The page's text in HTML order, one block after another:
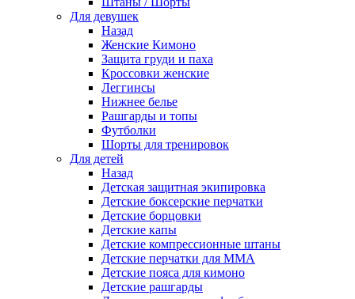
Для девушек
Назад
Женские Кимоно
Защита груди и паха
Кроссовки женские
Леггинсы
Нижнее белье
Рашгарды и топы
Футболки
Шорты для тренировок
Для детей
Назад
Детская защитная экипировка
Детские боксерские перчатки
Детские борцовки
Детские капы
Детские компрессионные штаны
Детские перчатки для ММА
Детские пояса для кимоно
Детские рашгарды